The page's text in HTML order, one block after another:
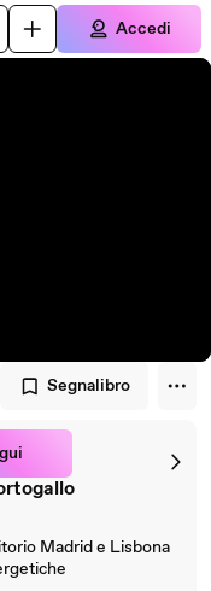
Accedi
Segnalibro
Madrid e Lisbona